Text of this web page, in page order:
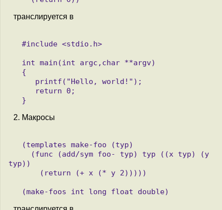
транслируется в
2. Макросы
typ))